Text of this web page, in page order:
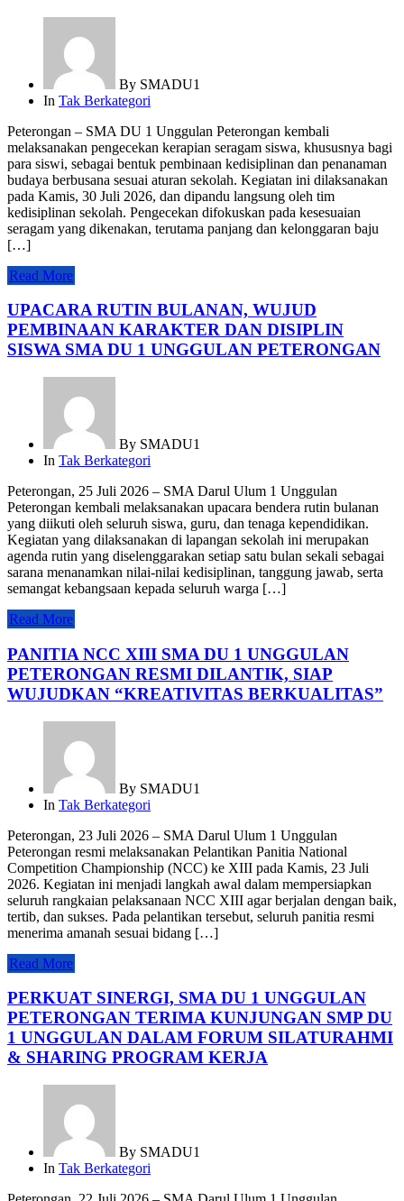
By SMADU1
In Tak Berkategori
Peterongan – SMA DU 1 Unggulan Peterongan kembali
melaksanakan pengecekan kerapian seragam siswa, khususnya bagi
para siswi, sebagai bentuk pembinaan kedisiplinan dan penanaman
budaya berbusana sesuai aturan sekolah. Kegiatan ini dilaksanakan
pada Kamis, 30 Juli 2026, dan dipandu langsung oleh tim
kedisiplinan sekolah. Pengecekan difokuskan pada kesesuaian
seragam yang dikenakan, terutama panjang dan kelonggaran baju
[…]
Read More
UPACARA RUTIN BULANAN, WUJUD
PEMBINAAN KARAKTER DAN DISIPLIN
SISWA SMA DU 1 UNGGULAN PETERONGAN
By SMADU1
In Tak Berkategori
Peterongan, 25 Juli 2026 – SMA Darul Ulum 1 Unggulan
Peterongan kembali melaksanakan upacara bendera rutin bulanan
yang diikuti oleh seluruh siswa, guru, dan tenaga kependidikan.
Kegiatan yang dilaksanakan di lapangan sekolah ini merupakan
agenda rutin yang diselenggarakan setiap satu bulan sekali sebagai
sarana menanamkan nilai-nilai kedisiplinan, tanggung jawab, serta
semangat kebangsaan kepada seluruh warga […]
Read More
PANITIA NCC XIII SMA DU 1 UNGGULAN
PETERONGAN RESMI DILANTIK, SIAP
WUJUDKAN “KREATIVITAS BERKUALITAS”
By SMADU1
In Tak Berkategori
Peterongan, 23 Juli 2026 – SMA Darul Ulum 1 Unggulan
Peterongan resmi melaksanakan Pelantikan Panitia National
Competition Championship (NCC) ke XIII pada Kamis, 23 Juli
2026. Kegiatan ini menjadi langkah awal dalam mempersiapkan
seluruh rangkaian pelaksanaan NCC XIII agar berjalan dengan baik,
tertib, dan sukses. Pada pelantikan tersebut, seluruh panitia resmi
menerima amanah sesuai bidang […]
Read More
PERKUAT SINERGI, SMA DU 1 UNGGULAN
PETERONGAN TERIMA KUNJUNGAN SMP DU
1 UNGGULAN DALAM FORUM SILATURAHMI
& SHARING PROGRAM KERJA
By SMADU1
In Tak Berkategori